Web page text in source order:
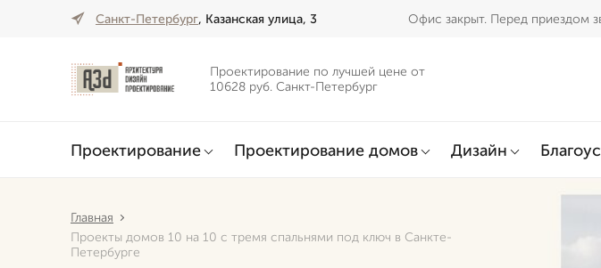
Санкт-Петербург, Казанская улица, 3 Офис закрыт. Перед приездом
Проектирование по лучшей цене от
10628 руб. Санкт-Петербург
Проектирование Проектирование домов Дизайн
Главная
Проекты домов 10 на 10 с тремя спальнями под ключ в Санкте-
Петербурге